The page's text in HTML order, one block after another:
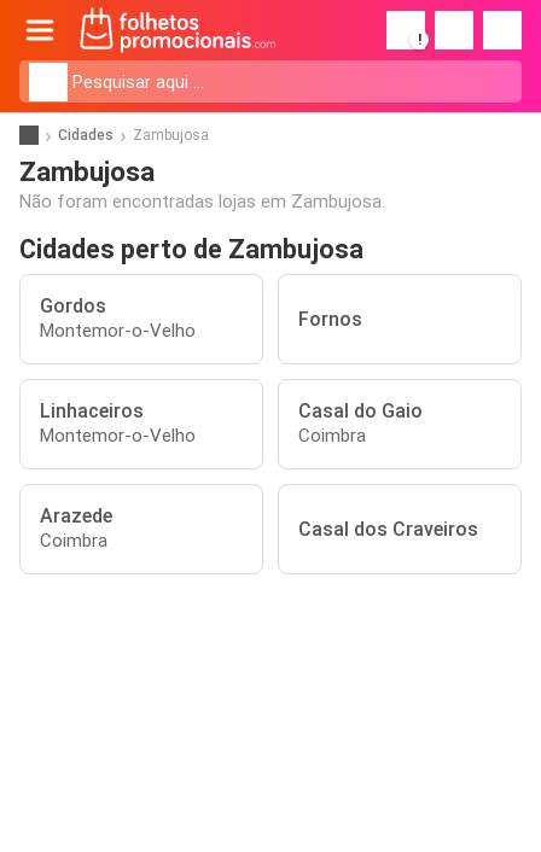
!
Cidades Zambujosa
Zambujosa
Não foram encontradas lojas em Zambujosa.
Cidades perto de Zambujosa
Gordos
Montemor-o-Velho Fornos
Linhaceiros
Montemor-o-Velho
Casal do Gaio
Coimbra
Arazede
Coimbra Casal dos Craveiros